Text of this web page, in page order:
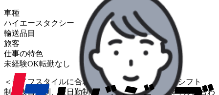
車種
ハイエース タクシー
輸送品目
旅客
仕事の特色
未経験OK転勤なし
＜ライフスタイルに合わせた柔軟な働き方＞ 固定シフト
制、夜日勤制、昼日勤制など、個々のライフスタイルに合わ